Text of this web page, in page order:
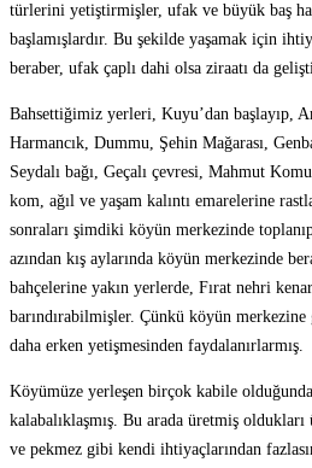
türlerini yetiştirmişler, ufak ve büyük baş
başlamışlardır. Bu şekilde yaşamak için
beraber, ufak çaplı dahi olsa ziraatı da
Bahsettiğimiz yerleri, Kuyu’dan başlayıp,
Harmancık, Dummu, Şehin Mağarası,
Seydalı bağı, Geçalı çevresi, Mahmut
kom, ağıl ve yaşam kalıntı emarelerine
sonraları şimdiki köyün merkezinde
azından kış aylarında köyün merkezinde
bahçelerine yakın yerlerde, Fırat nehri
barındırabilmişler. Çünkü köyün
daha erken yetişmesinden faydalanırlarmış.
Köyümüze yerleşen birçok kabile
kalabalıklaşmış. Bu arada üretmiş
ve pekmez gibi kendi ihtiyaçlarından